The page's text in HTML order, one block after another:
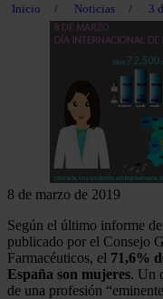
Inicio / Noticias / 3
8 de marzo de 2019
Según el último informe
publicado por el Consejo
Farmacéuticos, el 71,6%
España son mujeres. Un
de una profesión